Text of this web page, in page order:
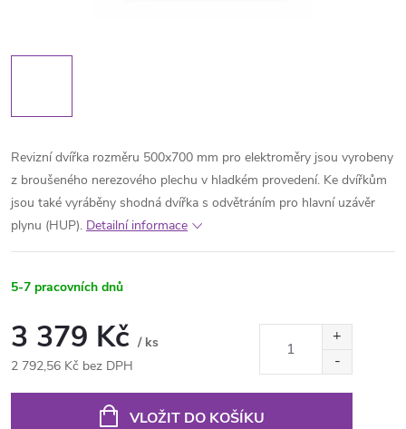
Revizní dvířka rozměru 500x700 mm pro elektroměry jsou vyrobeny
z broušeného nerezového plechu v hladkém provedení. Ke dvířkům
jsou také vyráběny shodná dvířka s odvětráním pro hlavní uzávěr
plynu (HUP). Detailní informace
5-7 pracovních dnů
3 379 Kč / ks
2 792,56 Kč bez DPH
VLOŽIT DO KOŠÍKU